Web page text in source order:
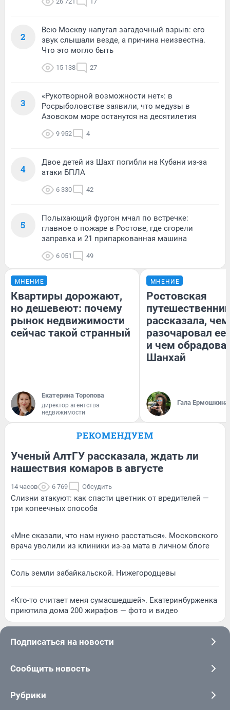
2
Всю Москву напугал загадочный взрыв: его
звук слышали везде, а причина неизвестна.
Что это могло быть
15 138 27
3
«Рукотворной возможности нет»: в
Росрыболовстве заявили, что медузы в
Азовском море останутся на десятилетия
9 952 4
4
Двое детей из Шахт погибли на Кубани из-за
атаки БПЛА
6 330 42
5
Полыхающий фургон мчал по встречке:
главное о пожаре в Ростове, где сгорели
заправка и 21 припаркованная машина
6 051 49
МНЕНИЕ
Квартиры дорожают,
но дешевеют: почему
рынок недвижимости
сейчас такой странный
Екатерина Торопова
директор агентства
недвижимости
МНЕНИЕ
Ростовская
рассказала, чем
разочаровал
и чем
Шанхай
Гала Ермошкина
РЕКОМЕНДУЕМ
Ученый АлтГУ рассказала, ждать ли
нашествия комаров в августе
14 часов 6 769 Обсудить
Слизни атакуют: как спасти цветник от вредителей —
три копеечных способа
«Мне сказали, что нам нужно расстаться». Московского
врача уволили из клиники из-за мата в личном блоге
Соль земли забайкальской. Нижегородцевы
«Кто-то считает меня сумасшедшей». Екатеринбурженка
приютила дома 200 жирафов — фото и видео
Подписаться на новости
Сообщить новость
Рубрики